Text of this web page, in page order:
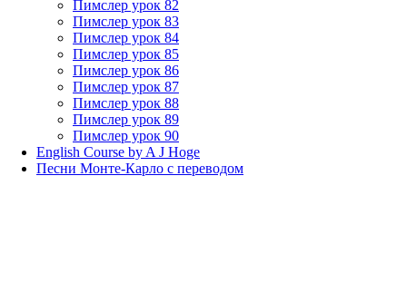
Пимслер урок 82
Пимслер урок 83
Пимслер урок 84
Пимслер урок 85
Пимслер урок 86
Пимслер урок 87
Пимслер урок 88
Пимслер урок 89
Пимслер урок 90
English Course by A J Hoge
Песни Монте-Карло с переводом